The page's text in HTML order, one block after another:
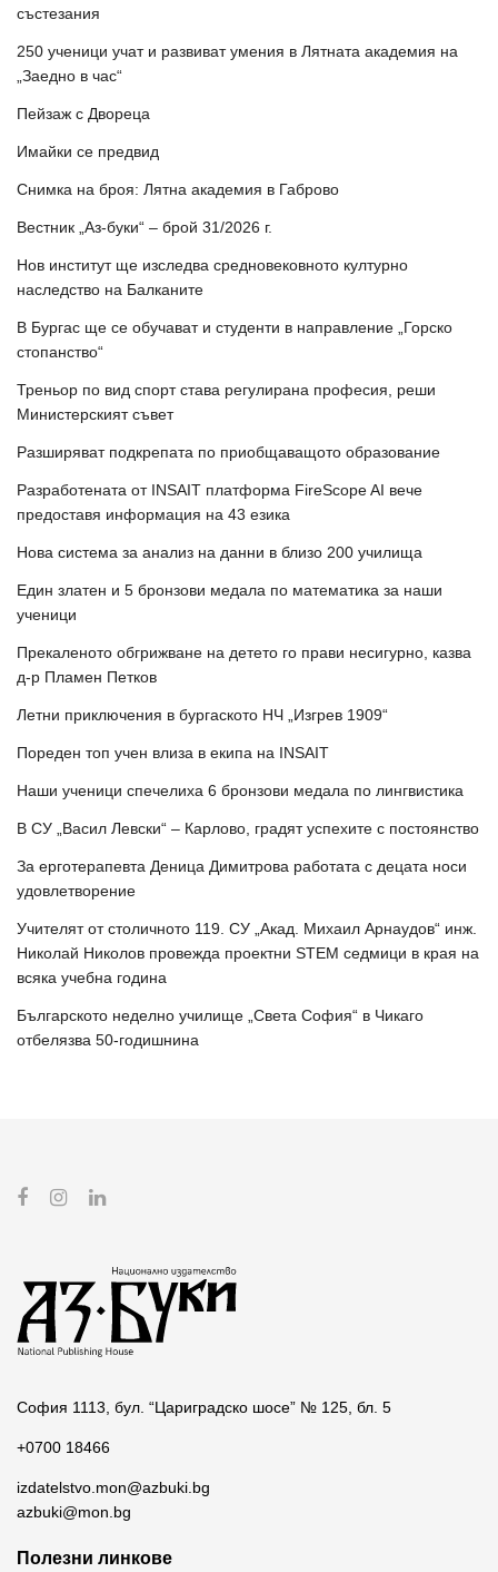
състезания
250 ученици учат и развиват умения в Лятната академия на
„Заедно в час“
Пейзаж с Двореца
Имайки се предвид
Снимка на броя: Лятна академия в Габрово
Вестник „Аз-буки“ – брой 31/2026 г.
Нов институт ще изследва средновековното културно
наследство на Балканите
В Бургас ще се обучават и студенти в направление „Горско
стопанство“
Треньор по вид спорт става регулирана професия, реши
Министерският съвет
Разширяват подкрепата по приобщаващото образование
Разработената от INSAIT платформа FireScope AI вече
предоставя информация на 43 езика
Нова система за анализ на данни в близо 200 училища
Един златен и 5 бронзови медала по математика за наши
ученици
Прекаленото обгрижване на детето го прави несигурно, казва
д-р Пламен Петков
Летни приключения в бургаското НЧ „Изгрев 1909“
Пореден топ учен влиза в екипа на INSAIT
Наши ученици спечелиха 6 бронзови медала по лингвистика
В СУ „Васил Левски“ – Карлово, градят успехите с постоянство
За ерготерапевта Деница Димитрова работата с децата носи
удовлетворение
Учителят от столичното 119. СУ „Акад. Михаил Арнаудов“ инж.
Николай Николов провежда проектни STEM седмици в края на
всяка учебна година
Българското неделно училище „Света София“ в Чикаго
отбелязва 50-годишнина
София 1113, бул. “Цариградско шосе” № 125, бл. 5
+0700 18466
izdatelstvo.mon@azbuki.bg
azbuki@mon.bg
Полезни линкове